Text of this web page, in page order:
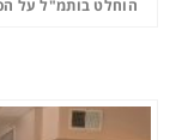
הוחלט בותמ"ל על